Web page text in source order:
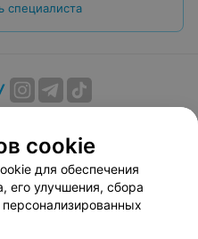
специалиста
Способы оплаты
сервиса
соглашение
cookie
для обеспечения
его улучшения, сбора